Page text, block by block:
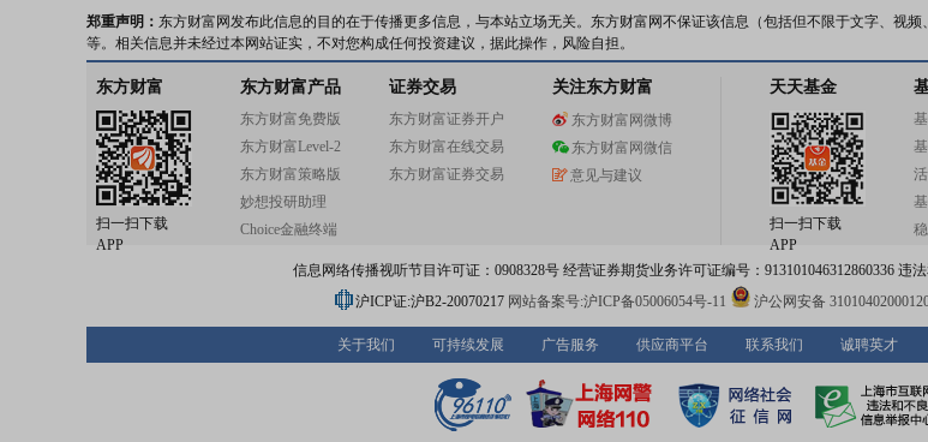
郑重声明： 东方财富网发布此信息的目的在于传播更多信息，与本站立场无关。东方财富网不保证该信息（包括但不限于文字、视
等。相关信息并未经过本网站证实，不对您构成任何投资建议，据此操作，风险自担。